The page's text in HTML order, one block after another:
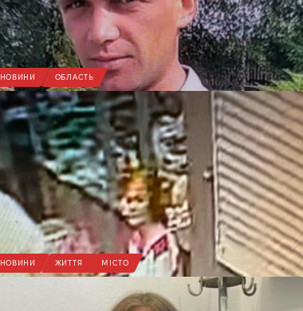
НОВИНИ ОБЛАСТЬ
НОВИНИ ЖИТТЯ МІСТО